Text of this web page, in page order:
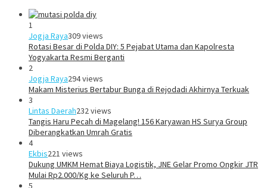
1
Jogja Raya309 views
Rotasi Besar di Polda DIY: 5 Pejabat Utama dan Kapolresta
Yogyakarta Resmi Berganti
2
Jogja Raya294 views
Makam Misterius Bertabur Bunga di Rejodadi Akhirnya Terkuak
3
Lintas Daerah232 views
Tangis Haru Pecah di Magelang! 156 Karyawan HS Surya Group
Diberangkatkan Umrah Gratis
4
Ekbis221 views
Dukung UMKM Hemat Biaya Logistik, JNE Gelar Promo Ongkir JTR
Mulai Rp2.000/Kg ke Seluruh P…
5